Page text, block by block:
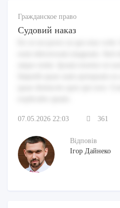
Гражданское право
Судовий наказ
07.05.2026 22:03 361
Відповів
Ігор Дайнеко